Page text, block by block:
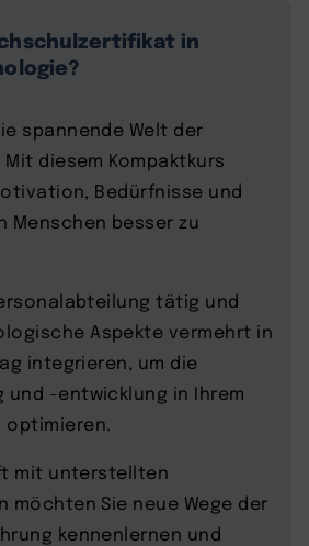
in
spannende Welt der
diesem Kompaktkurs
Bedürfnisse und
Menschen besser zu
tätig und
Aspekte vermehrt in
integrieren, um die
und -entwicklung in Ihrem
optimieren.
mit unterstellten
möchten Sie neue Wege der
kennenlernen und